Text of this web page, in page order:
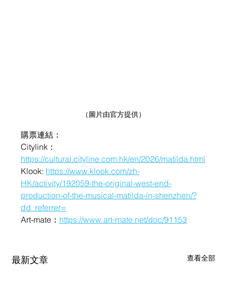
（圖片由官方提供）
購票連結：
Citylink：
https://cultural.cityline.com.hk/en/2026/matilda.html
Klook: https://www.klook.com/zh-
HK/activity/192059-the-original-west-end-
production-of-the-musical-matilda-in-shenzhen/?
dd_referrer=
Art-mate： https://www.art-mate.net/doc/91153
最新文章 查看全部